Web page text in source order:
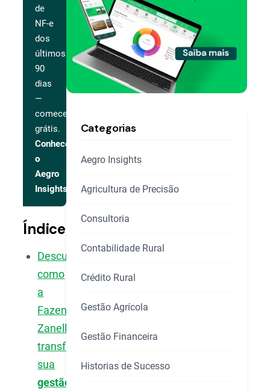
de
NF-e
dos
últimos
90
dias
—
comece
grátis.
Conhecer
o
Aegro
Insights
Índice
Descubra
como
a
Fazenda
Zanella
transformou
sua
gestão
Categorias
Aegro Insights
Agricultura de Precisão
Consultoria
Contabilidade Rural
Crédito Rural
Gestão Agrícola
Gestão Financeira
Historias de Sucesso